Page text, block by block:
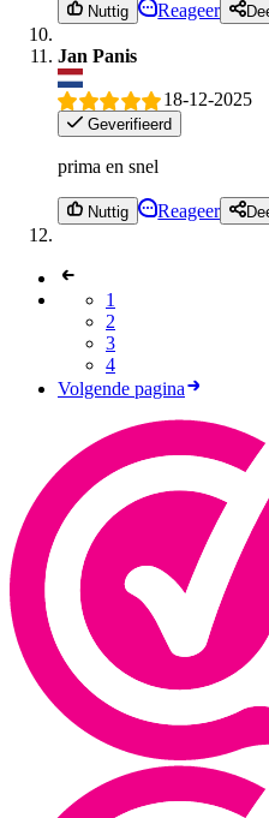
Nuttig Reageer
Jan Panis
18-12-2025
Geverifieerd
prima en snel
Nuttig Reageer
1
2
3
4
Volgende pagina